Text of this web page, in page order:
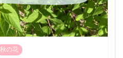
秋の花